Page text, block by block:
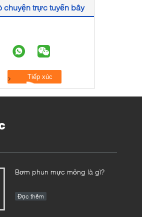
chuyện trực tuyến bây
Bơm phun mực mỏng là gì?
Đọc thêm